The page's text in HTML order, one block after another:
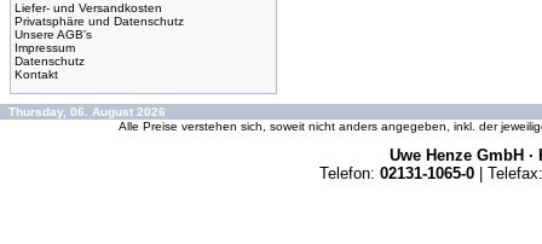
Liefer- und Versandkosten
Privatsphäre und Datenschutz
Unsere AGB's
Impressum
Datenschutz
Kontakt
Thursday, 06. August 2026
Alle Preise verstehen sich, soweit nicht anders angegeben, inkl. der
Uwe Henze GmbH ·
Telefon: 02131-1065-0 | Telefax: